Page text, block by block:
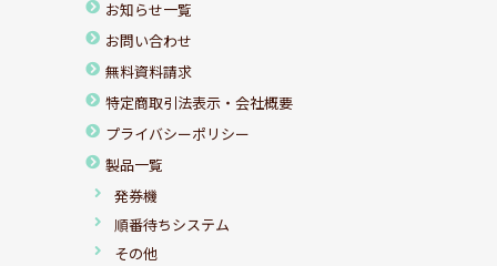
お知らせ一覧
お問い合わせ
無料資料請求
特定商取引法表示・会社概要
プライバシーポリシー
製品一覧
発券機
順番待ちシステム
その他